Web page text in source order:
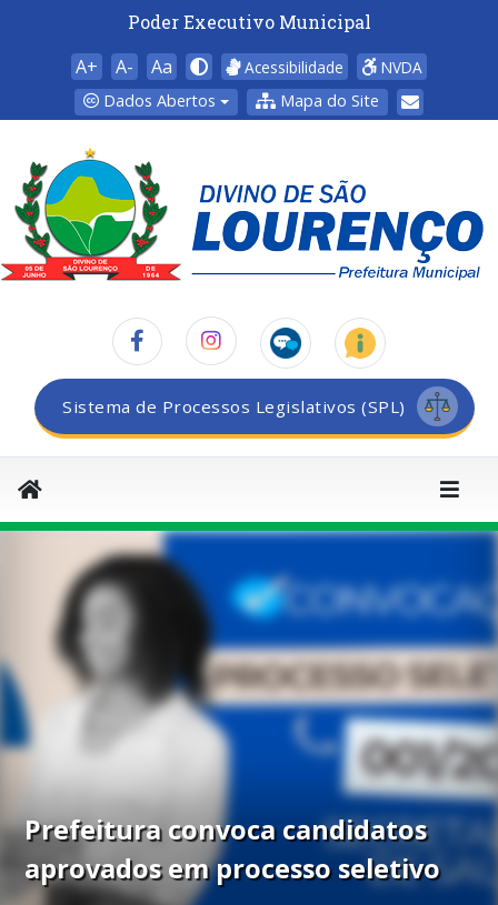
Poder Executivo Municipal
A+ A- Aa Acessibilidade
NVDA
Dados Abertos
Mapa do Site
Sistema de Processos Legislativos (SPL)
Prefeitura convoca candidatos
aprovados em processo seletivo